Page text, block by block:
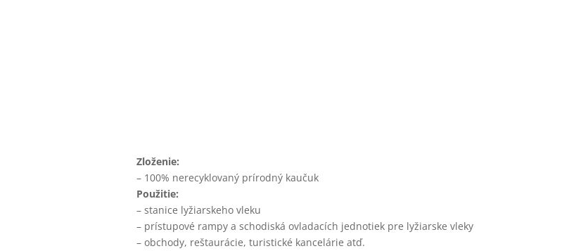
Zloženie:
– 100% nerecyklovaný prírodný kaučuk
Použitie:
– stanice lyžiarskeho vleku
– prístupové rampy a schodiská ovladacích jednotiek pre lyžiarske vleky
– obchody, reštaurácie, turistické kancelárie atď.